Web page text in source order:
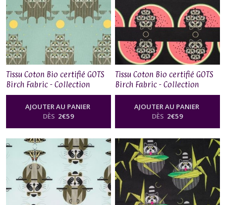
Tissu Coton Bio certifié GOTS
Birch Fabric - Collection
Charley Harper Cats&Raccs,
RACCPACKAJOUTER AU PANIER
DÈS 2€59
Tissu Coton Bio certifié GOTS
Birch Fabric - Collection
Charley Harper Cats&Raccs,
WATERMELON MOON
AJOUTER AU PANIER
DÈS 2€59